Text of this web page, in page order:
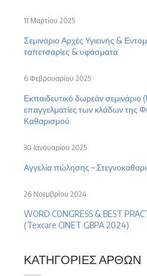
Σεμινάριο Αρχές Υγιεινής &
ταπετσαρίες & υφάσματα
11 Μαρτίου 2025
Εκπαιδευτικό δωρεάν σεμινάριο
επαγγελματίες των κλάδων της
Καθαρισμού
6 Φεβρουαρίου 2025
Αγγελία πώλησης –
30 Ιανουαρίου 2025
WORD CONGRESS & BEST
(Texcare CINET GBPA 2024)
26 Νοεμβρίου 2024
ΚΑΤΗΓΟΡΊΕΣ ΆΡΘΩΝ